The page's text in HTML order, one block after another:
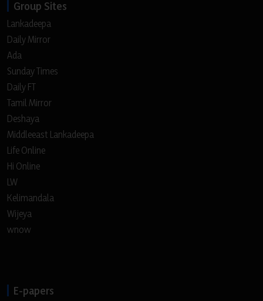
Group Sites
Lankadeepa
Daily Mirror
Ada
Sunday Times
Daily FT
Tamil Mirror
Deshaya
Middleeast Lankadeepa
Life Online
Hi Online
LW
Kelimandala
Wijeya
wnow
E-papers